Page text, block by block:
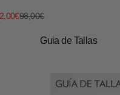
de oferta
Precio normal
98,00€
Guia de Tallas